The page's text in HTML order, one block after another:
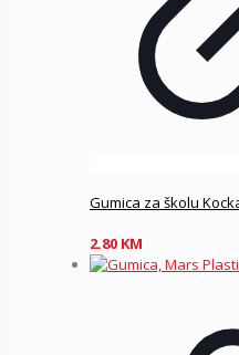
Gumica za školu
2.80 KM